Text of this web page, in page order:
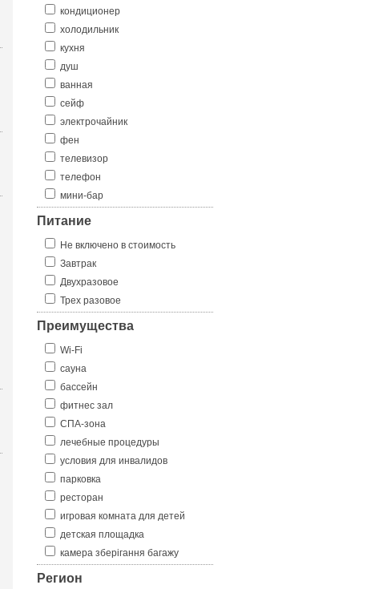
кондиционер
холодильник
кухня
душ
ванная
сейф
электрочайник
фен
телевизор
телефон
мини-бар
Питание
Не включено в стоимость
Завтрак
Двухразовое
Трех разовое
Преимущества
Wi-Fi
сауна
бассейн
фитнес зал
СПА-зона
лечебные процедуры
условия для инвалидов
парковка
ресторан
игровая комната для детей
детская площадка
камера зберігання багажу
Регион